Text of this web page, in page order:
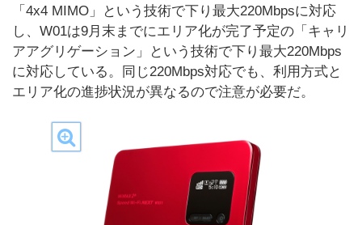
「4x4 MIMO」という技術で下り最大220Mbpsに対応
し、W01は9月末までにエリア化が完了予定の「キャリ
アアグリゲーション」という技術で下り最大220Mbps
に対応している。同じ220Mbps対応でも、利用方式と
エリア化の進捗状況が異なるので注意が必要だ。